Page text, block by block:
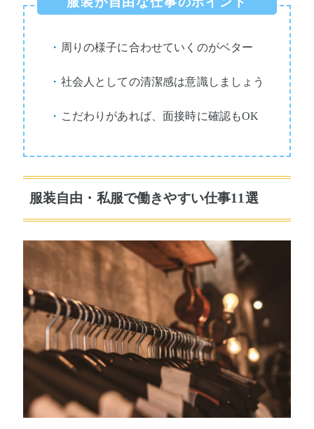
・ 周りの様子に合わせていくのがベター
・ 社会人としての清潔感は意識しましょう
・ こだわりがあれば、面接時に確認もOK
服装自由・私服で働きやすい仕事11選